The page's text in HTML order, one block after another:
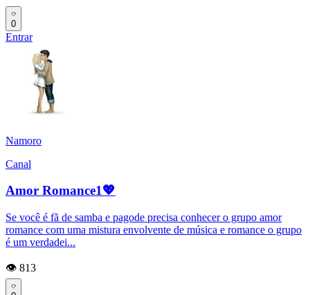
0
Entrar
Namoro
Canal
Amor Romance1💖
Se você é fã de samba e pagode precisa conhecer o grupo amor
romance com uma mistura envolvente de música e romance o grupo
é um verdadei...
👁️ 813